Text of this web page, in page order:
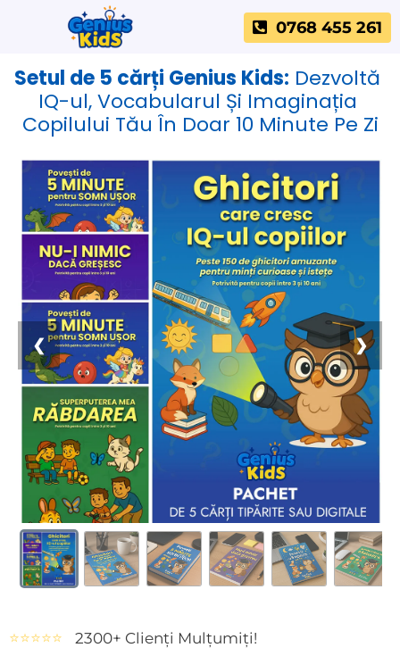
0768 455 261
Setul de 5 cărți Genius Kids: Dezvoltă
IQ-ul, Vocabularul Și Imaginația
Copilului Tău În Doar 10 Minute Pe Zi
❮ ❯
⭐⭐⭐⭐⭐ 2300+ Clienți Mulțumiți!